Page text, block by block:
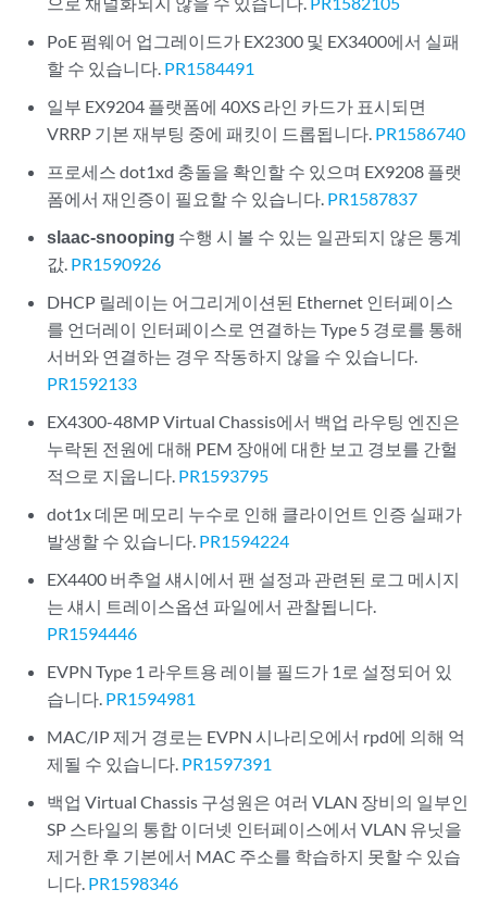
PoE 펌웨어 업그레이드가 EX2300 및 EX3400에서 실패
할 수 있습니다. PR1584491
일부 EX9204 플랫폼에 40XS 라인 카드가 표시되면
VRRP 기본 재부팅 중에 패킷이 드롭됩니다. PR1586740
프로세스 dot1xd 충돌을 확인할 수 있으며 EX9208 플랫
폼에서 재인증이 필요할 수 있습니다. PR1587837
slaac-snooping 수행 시 볼 수 있는 일관되지 않은 통계
값. PR1590926
DHCP 릴레이는 어그리게이션된 Ethernet 인터페이스
를 언더레이 인터페이스로 연결하는 Type 5 경로를 통해
서버와 연결하는 경우 작동하지 않을 수 있습니다.
PR1592133
EX4300-48MP Virtual Chassis에서 백업 라우팅 엔진은
누락된 전원에 대해 PEM 장애에 대한 보고 경보를 간헐
적으로 지웁니다. PR1593795
dot1x 데몬 메모리 누수로 인해 클라이언트 인증 실패가
발생할 수 있습니다. PR1594224
EX4400 버추얼 섀시에서 팬 설정과 관련된 로그 메시지
는 섀시 트레이스옵션 파일에서 관찰됩니다.
PR1594446
EVPN Type 1 라우트용 레이블 필드가 1로 설정되어 있
습니다. PR1594981
MAC/IP 제거 경로는 EVPN 시나리오에서 rpd에 의해 억
제될 수 있습니다. PR1597391
백업 Virtual Chassis 구성원은 여러 VLAN 장비의 일부인
SP 스타일의 통합 이더넷 인터페이스에서 VLAN 유닛을
제거한 후 기본에서 MAC 주소를 학습하지 못할 수 있습
니다. PR1598346